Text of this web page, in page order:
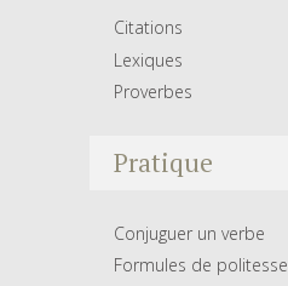
Citations
Lexiques
Proverbes
Pratique
Conjuguer un verbe
Formules de politesse